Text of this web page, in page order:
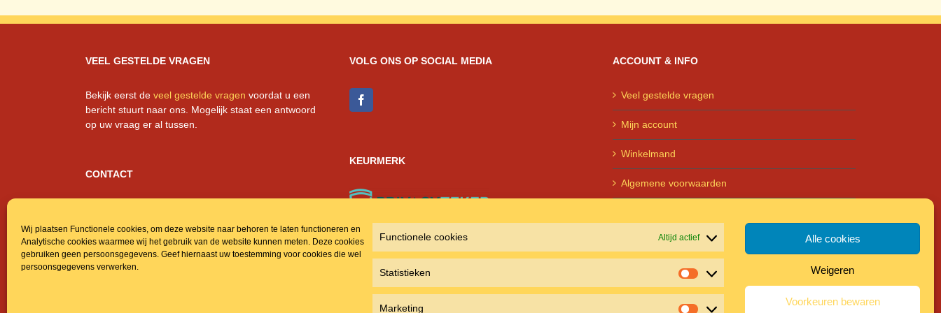
Wij plaatsen Functionele cookies, om deze website naar behoren te laten functioneren en
Analytische cookies waarmee wij het gebruik van de website kunnen meten. Deze cookies
gebruiken geen persoonsgegevens. Geef hiernaast uw toestemming voor cookies die wel
persoonsgegevens verwerken.
Functionele cookies Altijd actief
Statistieken
Statistieken
Marketing
Alle cookies
Weigeren
Voorkeuren bewaren
€ 197.50.€ 177.50.
€ 215.50.€ 195.50.
VEEL GESTELDE VRAGEN
Bekijk eerst de veel gestelde vragen voordat u een
bericht stuurt naar ons. Mogelijk staat een antwoord
op uw vraag er al tussen.
CONTACT
info@regentonnen.nl
+31 (0)6 23 16 49 62
013-5112890
VOLG ONS OP SOCIAL MEDIA
KEURMERK
ACCOUNT & INFO
Veel gestelde vragen
Mijn account
Winkelmand
Algemene voorwaarden